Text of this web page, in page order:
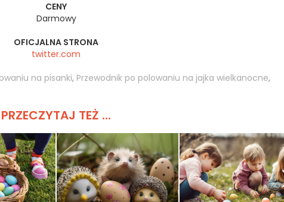
CENY
Darmowy
OFICJALNA STRONA
twitter.com
na pisanki, Przewodnik po polowaniu na jajka wielkanocne,
PRZECZYTAJ TEŻ ...